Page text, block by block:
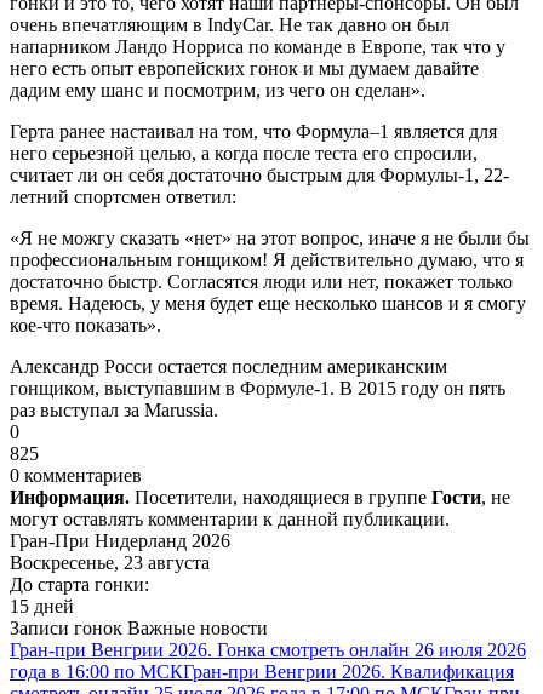
очень впечатляющим в IndyCar. Не так давно он был
напарником Ландо Норриса по команде в Европе, так что у
него есть опыт европейских гонок и мы думаем давайте
дадим ему шанс и посмотрим, из чего он сделан».
Герта ранее настаивал на том, что Формула–1 является для
него серьезной целью, а когда после теста его спросили,
считает ли он себя достаточно быстрым для Формулы-1, 22-
летний спортсмен ответил:
«Я не можгу сказать «нет» на этот вопрос, иначе я не были бы
профессиональным гонщиком! Я действительно думаю, что я
достаточно быстр. Согласятся люди или нет, покажет только
время. Надеюсь, у меня будет еще несколько шансов и я смогу
кое-что показать».
Александр Росси остается последним американским
гонщиком, выступавшим в Формуле-1. В 2015 году он пять
раз выступал за Marussia.
0
825
0 комментариев
Информация. Посетители, находящиеся в группе Гости, не
могут оставлять комментарии к данной публикации.
Гран-При Нидерланд 2026
Воскресенье, 23 августа
До старта гонки:
15 дней
Записи гонок Важные новости
Гран-при Венгрии 2026. Гонка смотреть онлайн 26 июля 2026
года в 16:00 по МСКГран-при Венгрии 2026. Квалификация